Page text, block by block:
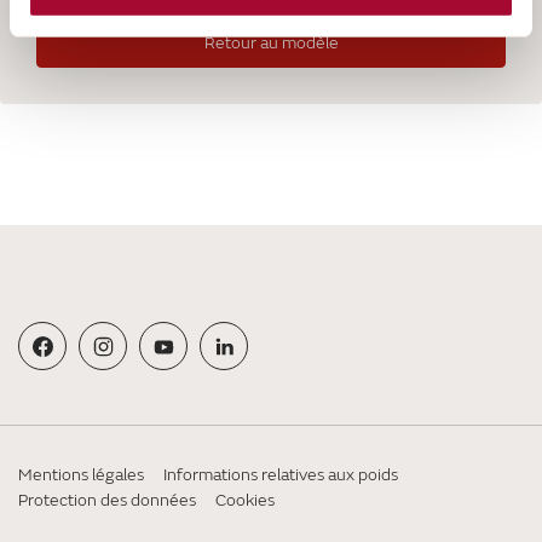
Retour au modèle
Mentions légales
Informations relatives aux poids
Protection des données
Cookies